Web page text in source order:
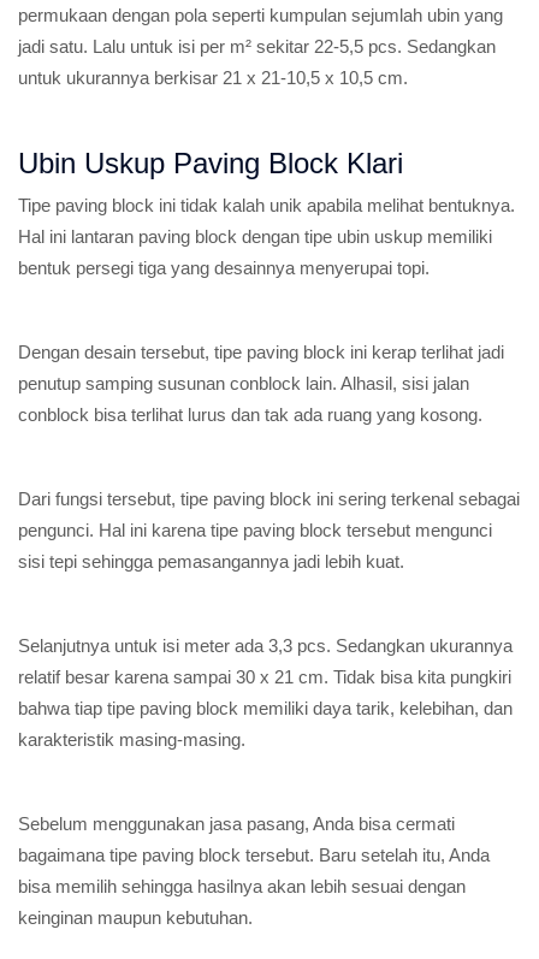
permukaan dengan pola seperti kumpulan sejumlah ubin yang
jadi satu. Lalu untuk isi per m² sekitar 22-5,5 pcs. Sedangkan
untuk ukurannya berkisar 21 x 21-10,5 x 10,5 cm.
Ubin Uskup Paving Block Klari
Tipe paving block ini tidak kalah unik apabila melihat bentuknya.
Hal ini lantaran paving block dengan tipe ubin uskup memiliki
bentuk persegi tiga yang desainnya menyerupai topi.
Dengan desain tersebut, tipe paving block ini kerap terlihat jadi
penutup samping susunan conblock lain. Alhasil, sisi jalan
conblock bisa terlihat lurus dan tak ada ruang yang kosong.
Dari fungsi tersebut, tipe paving block ini sering terkenal sebagai
pengunci. Hal ini karena tipe paving block tersebut mengunci
sisi tepi sehingga pemasangannya jadi lebih kuat.
Selanjutnya untuk isi meter ada 3,3 pcs. Sedangkan ukurannya
relatif besar karena sampai 30 x 21 cm. Tidak bisa kita pungkiri
bahwa tiap tipe paving block memiliki daya tarik, kelebihan, dan
karakteristik masing-masing.
Sebelum menggunakan jasa pasang, Anda bisa cermati
bagaimana tipe paving block tersebut. Baru setelah itu, Anda
bisa memilih sehingga hasilnya akan lebih sesuai dengan
keinginan maupun kebutuhan.